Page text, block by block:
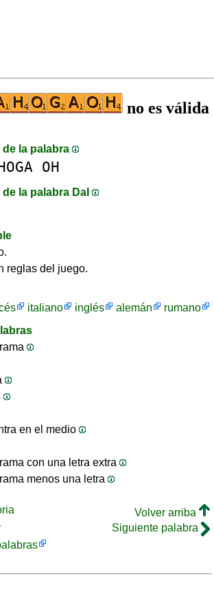
no es válida
la palabra
OH
la palabra DaI
reglas del juego.
italiano inglés alemán
rumano
en el medio
con una letra extra
menos una letra
Volver arriba
Siguiente palabra